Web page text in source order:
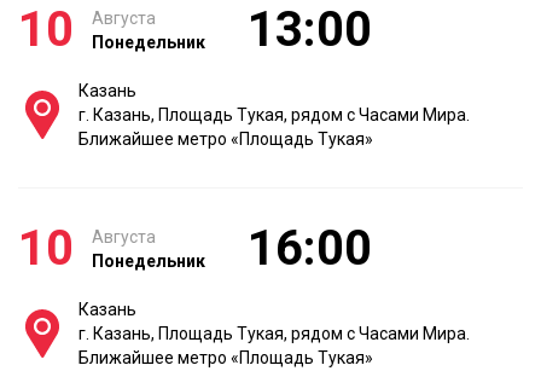
10
Августа
Понедельник
13:00
Казань
г. Казань, Площадь Тукая, рядом с Часами Мира.
Ближайшее метро «Площадь Тукая»
10
Августа
Понедельник
16:00
Казань
г. Казань, Площадь Тукая, рядом с Часами Мира.
Ближайшее метро «Площадь Тукая»